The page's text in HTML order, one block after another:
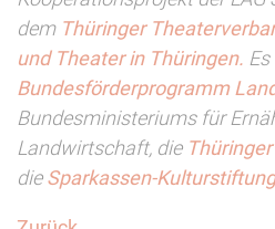
dem Thüringer
und Theater in Thüringen.
Bundesförderprogramm
Bundesministeriums für
Landwirtschaft, die
dieSparkassen-